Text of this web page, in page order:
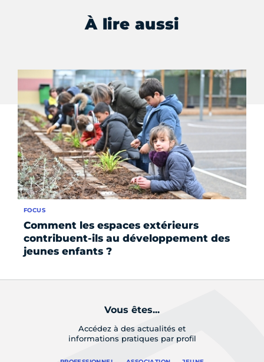
À lire aussi
Comment les espaces extérieurs
contribuent-ils au développement des
jeunes enfants ?
FOCUS
Vous êtes...
Accédez à des actualités et
informations pratiques par profil